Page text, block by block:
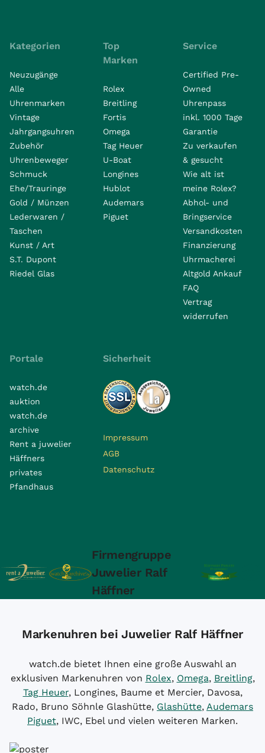
Kategorien
Neuzugänge
Alle
Uhrenmarken
Vintage
Jahrgangsuhren
Zubehör
Uhrenbeweger
Schmuck
Ehe/Trauringe
Gold / Münzen
Lederwaren /
Taschen
Kunst / Art
S.T. Dupont
Riedel Glas
Top
Marken
Rolex
Breitling
Fortis
Omega
Tag Heuer
U-Boat
Longines
Hublot
Audemars
Piguet
Service
Certified Pre-
Owned
Uhrenpass
inkl. 1000 Tage
Garantie
Zu verkaufen
& gesucht
Wie alt ist
meine Rolex?
Abhol- und
Bringservice
Versandkosten
Finanzierung
Uhrmacherei
Altgold Ankauf
FAQ
Vertrag
widerrufen
Portale
watch.de
auktion
watch.de
archive
Rent a juwelier
Häffners
privates
Pfandhaus
Sicherheit
Impressum
AGB
Datenschutz
Firmengruppe
Juwelier Ralf
Häffner
Markenuhren bei Juwelier Ralf Häffner
watch.de bietet Ihnen eine große Auswahl an
exklusiven Markenuhren von Rolex, Omega, Breitling,
Tag Heuer, Longines, Baume et Mercier, Davosa,
Rado, Bruno Söhnle Glashütte, Glashütte, Audemars
Piguet, IWC, Ebel und vielen weiteren Marken.